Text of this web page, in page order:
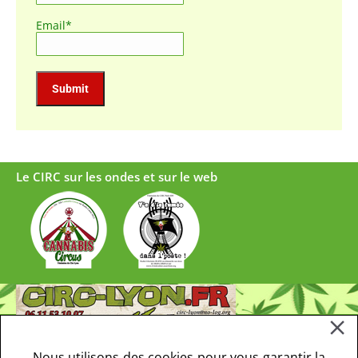
Email*
Le CIRC sur les ondes et sur le web